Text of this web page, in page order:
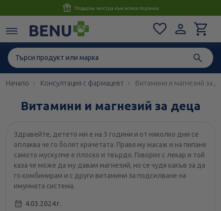
Консултация с магистър-фармацевт до 1 час
Начало Консултация с фармацевт Витамини и магнезий за
Витамини и магнезий за деца
Здравейте, детето ми е на 3 години и от няколко дни се
оплаква че го болят крачетата. Правя му масаж и на пипане
самото мускулче е плоско и твърдо. Говорих с лекар и той
каза че може да му давам магнезий, но се чудя какъв за да
го комбинирам и с други витамини за подсилване на
имунната система.
4.03.2024 г.